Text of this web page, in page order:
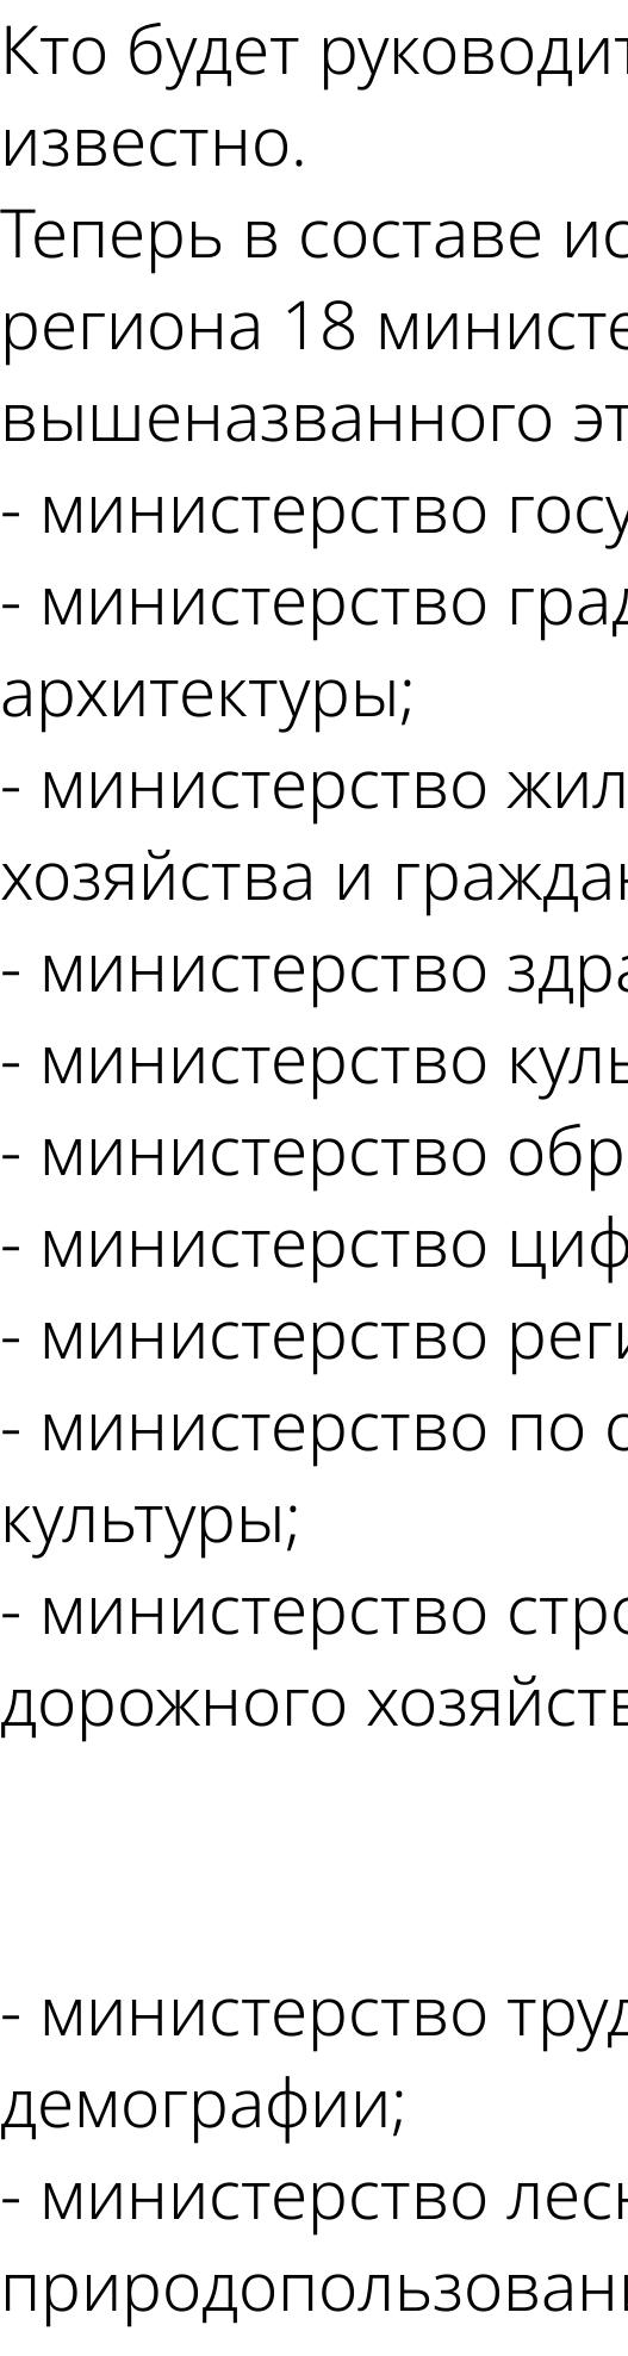
Кто будет
известно.
Теперь в составе
региона 18
вышеназванного
- министерство
- министерство
архитектуры;
- министерство
хозяйства и
- министерство
- министерство
- министерство
- министерство
- министерство
- министерство по
культуры;
- министерство
дорожного
- министерство
демографии;
- министерство